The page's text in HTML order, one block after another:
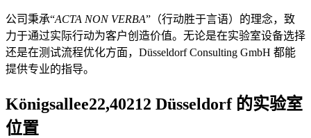
公司秉承“ACTA NON VERBA”（行动胜于言语）的理念，致
力于通过实际行动为客户创造价值。无论是在实验室设备选择
还是在测试流程优化方面，Düsseldorf Consulting GmbH 都能
提供专业的指导。
Königsallee22,40212 Düsseldorf 的实验室
位置